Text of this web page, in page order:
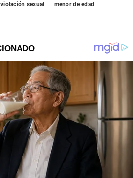
violación sexual
menor de edad